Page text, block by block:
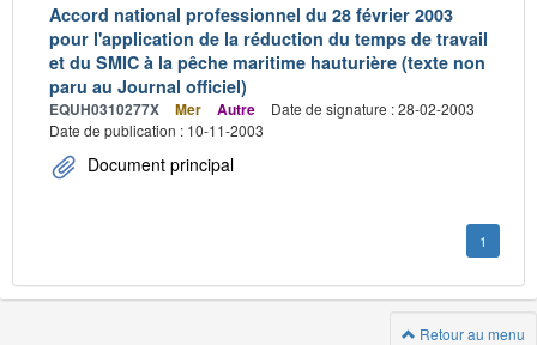
Accord national professionnel du 28 février 2003
pour l'application de la réduction du temps de travail
et du SMIC à la pêche maritime hauturière (texte non
paru au Journal officiel)
EQUH0310277X Mer Autre
Date de signature : 28-02-2003
Date de publication : 10-11-2003
Document principal
1
Retour au menu